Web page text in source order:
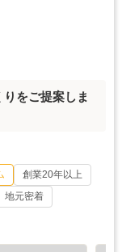
りをご提案しま
創業20年以上
地元密着